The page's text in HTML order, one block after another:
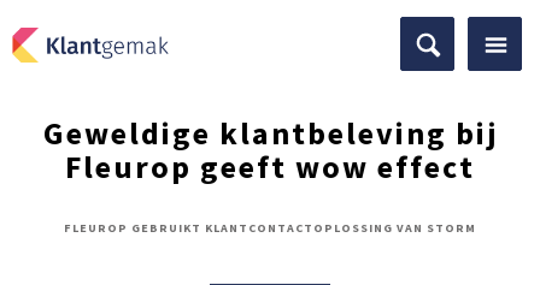
Geweldige klantbeleving bij
Fleurop geeft wow effect
FLEUROP GEBRUIKT KLANTCONTACTOPLOSSING VAN STORM